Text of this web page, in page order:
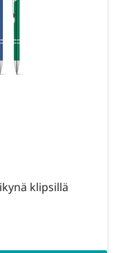
klipsillä